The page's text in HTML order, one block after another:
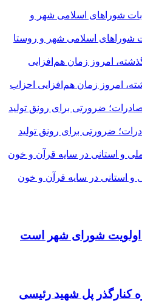
شوراهای اسلامی شهر و روستا
امروز زمان هم‌افزایی احزاب
ضرورتی برای رونق تولید
استانی در سایه قرآن و خون
شورای شهر است
کنارگذر پل شهید رئیسی